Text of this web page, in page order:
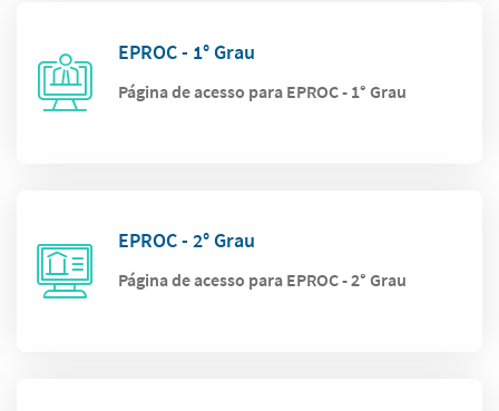
EPROC - 1° Grau
Página de acesso para EPROC - 1° Grau
EPROC - 2° Grau
Página de acesso para EPROC - 2° Grau